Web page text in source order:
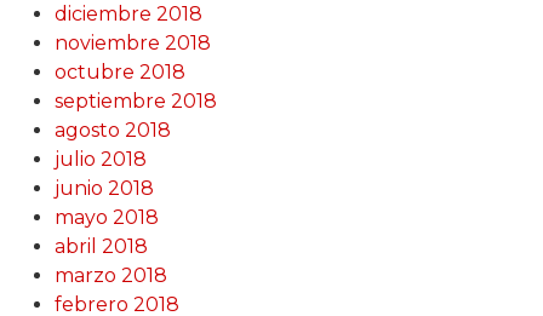
diciembre 2018
noviembre 2018
octubre 2018
septiembre 2018
agosto 2018
julio 2018
junio 2018
mayo 2018
abril 2018
marzo 2018
febrero 2018